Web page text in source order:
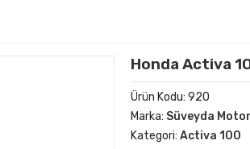
Honda Activa
Ürün Kodu: 920
Marka: Süveyda Motor
Kategori: Activa 100